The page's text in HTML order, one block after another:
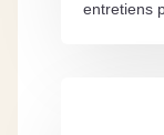
entretiens